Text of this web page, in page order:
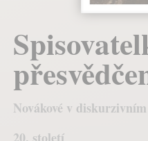
Novákové v